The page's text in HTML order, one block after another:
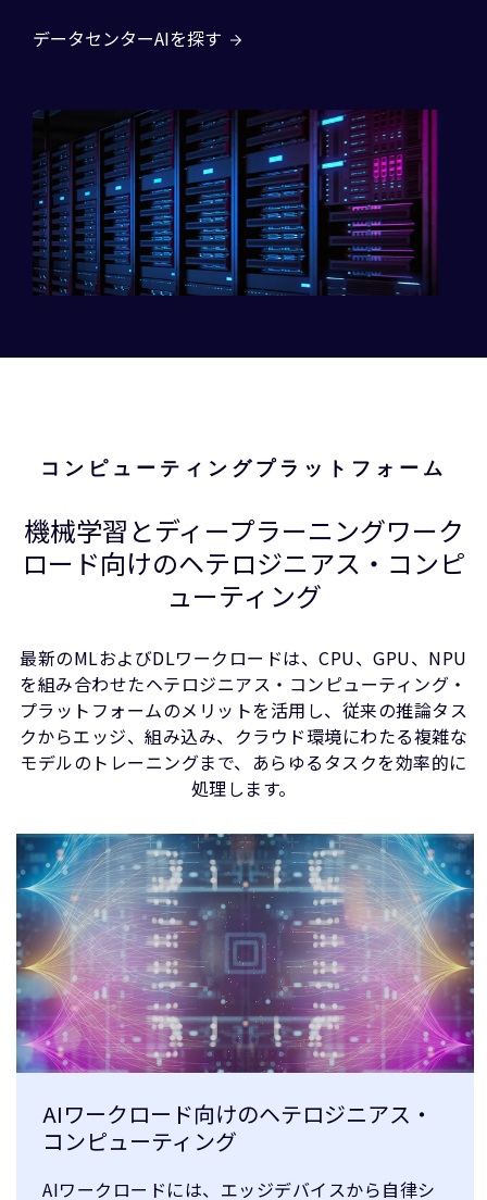
データセンターAIを探す
論を最適化し、エンタープライズAIにパフォーマン
ス、効率、スケーラビリティを実現したかをご覧く
ださい。
コンピューティングプラットフォーム
機械学習とディープラーニングワーク
ロード向けのヘテロジニアス・コンピ
ューティング
最新のMLおよびDLワークロードは、CPU、GPU、NPU
を組み合わせたヘテロジニアス・コンピューティング・
プラットフォームのメリットを活用し、従来の推論タス
クからエッジ、組み込み、クラウド環境にわたる複雑な
モデルのトレーニングまで、あらゆるタスクを効率的に
処理します。
AIワークロード向けのヘテロジニアス・
コンピューティング
AIワークロードには、エッジデバイスから自律シ